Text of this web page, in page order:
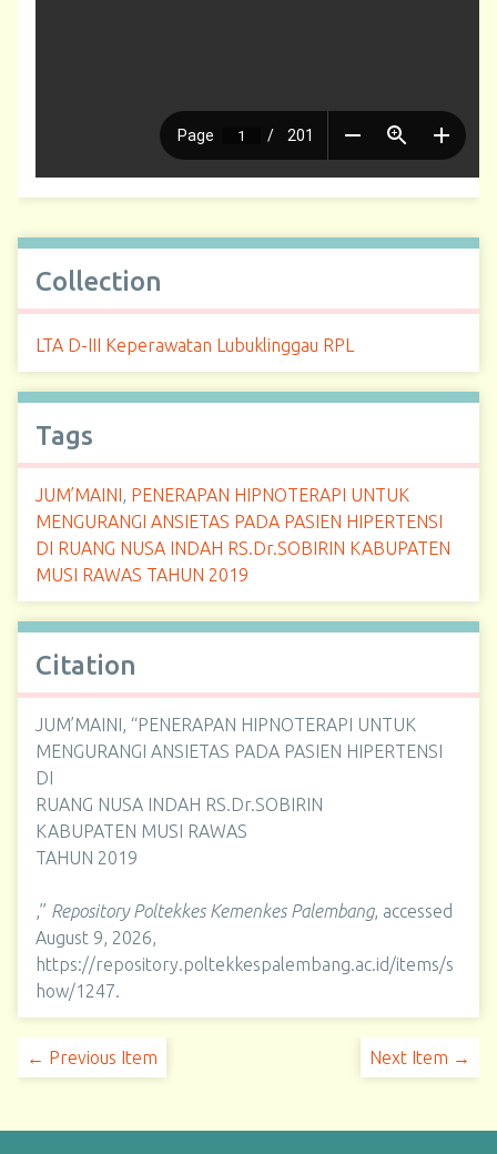
Collection
LTA D-III Keperawatan Lubuklinggau RPL
Tags
JUM’MAINI, PENERAPAN HIPNOTERAPI UNTUK
MENGURANGI ANSIETAS PADA PASIEN HIPERTENSI
DI RUANG NUSA INDAH RS.Dr.SOBIRIN KABUPATEN
MUSI RAWAS TAHUN 2019
Citation
JUM’MAINI, “PENERAPAN HIPNOTERAPI UNTUK
MENGURANGI ANSIETAS PADA PASIEN HIPERTENSI
DI
RUANG NUSA INDAH RS.Dr.SOBIRIN
KABUPATEN MUSI RAWAS
TAHUN 2019
,” Repository Poltekkes Kemenkes Palembang, accessed
August 9, 2026,
https://repository.poltekkespalembang.ac.id/items/s
how/1247.
← Previous Item Next Item →